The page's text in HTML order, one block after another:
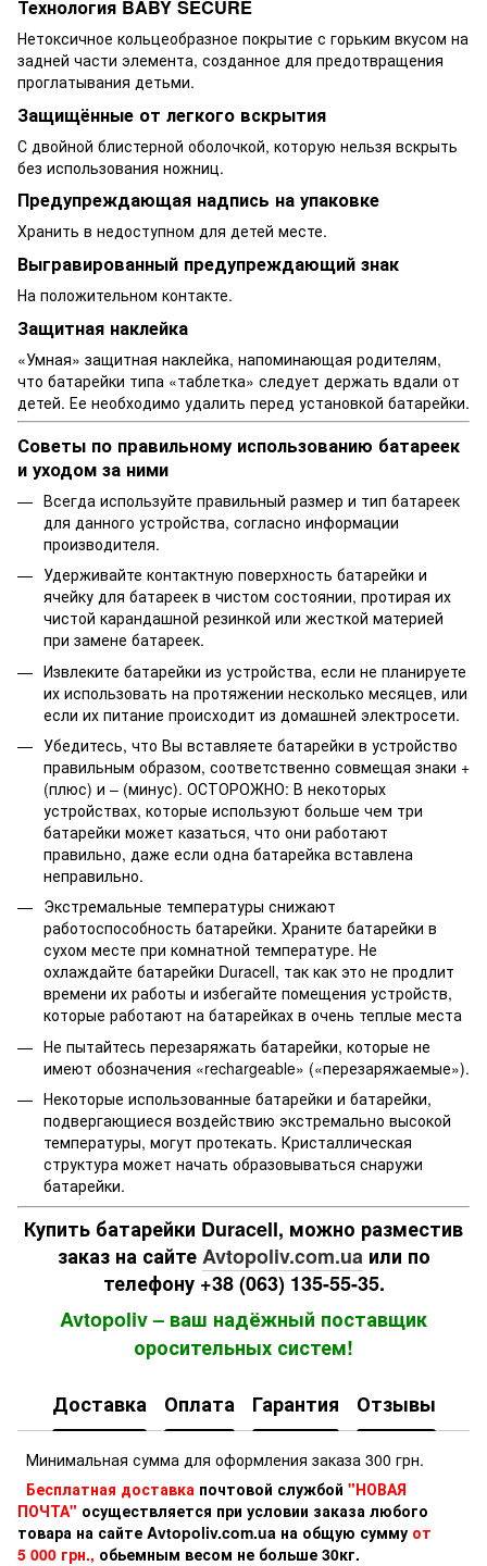
Технология BABY SECURE
Нетоксичное кольцеобразное покрытие с горьким вкусом на
задней части элемента, созданное для предотвращения
проглатывания детьми.
Защищённые от легкого вскрытия
С двойной блистерной оболочкой, которую нельзя вскрыть
без использования ножниц.
Предупреждающая надпись на упаковке
Хранить в недоступном для детей месте.
Выгравированный предупреждающий знак
На положительном контакте.
Защитная наклейка
«Умная» защитная наклейка, напоминающая родителям,
что батарейки типа «таблетка» следует держать вдали от
детей. Ее необходимо удалить перед установкой батарейки.
Советы по правильному использованию батареек
и уходом за ними
Всегда используйте правильный размер и тип батареек
для данного устройства, согласно информации
производителя.
Удерживайте контактную поверхность батарейки и
ячейку для батареек в чистом состоянии, протирая их
чистой карандашной резинкой или жесткой материей
при замене батареек.
Извлеките батарейки из устройства, если не планируете
их использовать на протяжении несколько месяцев, или
если их питание происходит из домашней электросети.
Убедитесь, что Вы вставляете батарейки в устройство
правильным образом, соответственно совмещая знаки +
(плюс) и – (минус). ОСТОРОЖНО: В некоторых
устройствах, которые используют больше чем три
батарейки может казаться, что они работают
правильно, даже если одна батарейка вставлена
неправильно.
Экстремальные температуры снижают
работоспособность батарейки. Храните батарейки в
сухом месте при комнатной температуре. Не
охлаждайте батарейки Duracell, так как это не продлит
времени их работы и избегайте помещения устройств,
которые работают на батарейках в очень теплые места
Не пытайтесь перезаряжать батарейки, которые не
имеют обозначения «rechargeable» («перезаряжаемые»).
Некоторые использованные батарейки и батарейки,
подвергающиеся воздействию экстремально высокой
температуры, могут протекать. Кристаллическая
структура может начать образовываться снаружи
батарейки.
Купить батарейки Duracell, можно разместив
заказ на сайтеAvtopoliv.com.uaили по
телефону +38 (063) 135-55-35.
Avtopoliv – ваш надёжный поставщик
оросительных систем!
Доставка Оплата Гарантия Отзывы
Минимальная сумма для оформления заказа 300 грн.
Бесплатная доставка почтовой службой "НОВАЯ
ПОЧТА" осуществляется при условии заказа любого
товара на сайте Avtopoliv.com.ua на общую сумму от
5 000 грн., обьемным весом не больше 30кг.